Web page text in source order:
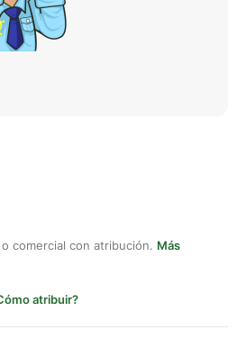
comercial con atribución. Más
atribuir?